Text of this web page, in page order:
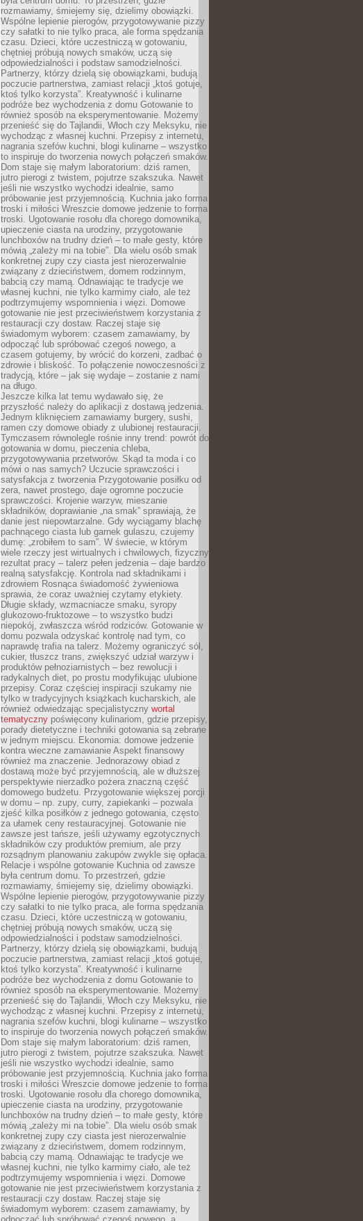
rozmawiamy, śmiejemy się, dzielimy obowiązki.
Wspólne lepienie pierogów, przygotowywanie pizzy
czy sałatki to nie tylko praca, ale forma spędzania
czasu. Dzieci, które uczestniczą w gotowaniu,
chętniej próbują nowych smaków, uczą się
odpowiedzialności i podstaw samodzielności.
Partnerzy, którzy dzielą się obowiązkami, budują
poczucie partnerstwa, zamiast relacji „ktoś gotuje,
ktoś tylko korzysta”. Kreatywność i kulinarne
podróże bez wychodzenia z domu Gotowanie to
również sposób na eksperymentowanie. Możemy
przenieść się do Tajlandii, Włoch czy Meksyku, nie
wychodząc z własnej kuchni. Przepisy z internetu,
nagrania szefów kuchni, blogi kulinarne – wszystko
to inspiruje do tworzenia nowych połączeń smaków.
Dom staje się małym laboratorium: dziś ramen,
jutro pierogi z twistem, pojutrze szakszuka. Nawet
jeśli nie wszystko wychodzi idealnie, samo
próbowanie jest przyjemnością. Kuchnia jako forma
troski i miłości Wreszcie domowe jedzenie to forma
troski. Ugotowanie rosołu dla chorego domownika,
upieczenie ciasta na urodziny, przygotowanie
lunchboxów na trudny dzień – to małe gesty, które
mówią „zależy mi na tobie”. Dla wielu osób smak
konkretnej zupy czy ciasta jest nierozerwalnie
związany z dzieciństwem, domem rodzinnym,
babcią czy mamą. Odnawiając te tradycje we
własnej kuchni, nie tylko karmimy ciało, ale też
podtrzymujemy wspomnienia i więzi. Domowe
gotowanie nie jest przeciwieństwem korzystania z
restauracji czy dostaw. Raczej staje się
świadomym wyborem: czasem zamawiamy, by
odpocząć lub spróbować czegoś nowego, a
czasem gotujemy, by wrócić do korzeni, zadbać o
zdrowie i bliskość. To połączenie nowoczesności z
tradycją, które – jak się wydaje – zostanie z nami
na długo.
Jeszcze kilka lat temu wydawało się, że
przyszłość należy do aplikacji z dostawą jedzenia.
Jednym kliknięciem zamawiamy burgery, sushi,
ramen czy domowe obiady z ulubionej restauracji.
Tymczasem równolegle rośnie inny trend: powrót do
gotowania w domu, pieczenia chleba,
przygotowywania przetworów. Skąd ta moda i co
mówi o nas samych? Uczucie sprawczości i
satysfakcja z tworzenia Przygotowanie posiłku od
zera, nawet prostego, daje ogromne poczucie
sprawczości. Krojenie warzyw, mieszanie
składników, doprawianie „na smak” sprawiają, że
danie jest niepowtarzalne. Gdy wyciągamy blachę
pachnącego ciasta lub garnek gulaszu, czujemy
dumę: „zrobiłem to sam”. W świecie, w którym
wiele rzeczy jest wirtualnych i chwilowych, fizyczny
rezultat pracy – talerz pełen jedzenia – daje bardzo
realną satysfakcję. Kontrola nad składnikami i
zdrowiem Rosnąca świadomość żywieniowa
sprawia, że coraz uważniej czytamy etykiety.
Długie składy, wzmacniacze smaku, syropy
glukozowo-fruktozowe – to wszystko budzi
niepokój, zwłaszcza wśród rodziców. Gotowanie w
domu pozwala odzyskać kontrolę nad tym, co
naprawdę trafia na talerz. Możemy ograniczyć sól,
cukier, tłuszcz trans, zwiększyć udział warzyw i
produktów pełnoziarnistych – bez rewolucji i
radykalnych diet, po prostu modyfikując ulubione
przepisy. Coraz częściej inspiracji szukamy nie
tylko w tradycyjnych książkach kucharskich, ale
również odwiedzając specjalistyczny wortal
tematyczny poświęcony kulinariom, gdzie przepisy,
porady dietetyczne i techniki gotowania są zebrane
w jednym miejscu. Ekonomia: domowe jedzenie
kontra wieczne zamawianie Aspekt finansowy
również ma znaczenie. Jednorazowy obiad z
dostawą może być przyjemnością, ale w dłuższej
perspektywie nierzadko pożera znaczną część
domowego budżetu. Przygotowanie większej porcji
w domu – np. zupy, curry, zapiekanki – pozwala
zjeść kilka posiłków z jednego gotowania, często
za ułamek ceny restauracyjnej. Gotowanie nie
zawsze jest tańsze, jeśli używamy egzotycznych
składników czy produktów premium, ale przy
rozsądnym planowaniu zakupów zwykle się opłaca.
Relacje i wspólne gotowanie Kuchnia od zawsze
była centrum domu. To przestrzeń, gdzie
rozmawiamy, śmiejemy się, dzielimy obowiązki.
Wspólne lepienie pierogów, przygotowywanie pizzy
czy sałatki to nie tylko praca, ale forma spędzania
czasu. Dzieci, które uczestniczą w gotowaniu,
chętniej próbują nowych smaków, uczą się
odpowiedzialności i podstaw samodzielności.
Partnerzy, którzy dzielą się obowiązkami, budują
poczucie partnerstwa, zamiast relacji „ktoś gotuje,
ktoś tylko korzysta”. Kreatywność i kulinarne
podróże bez wychodzenia z domu Gotowanie to
również sposób na eksperymentowanie. Możemy
przenieść się do Tajlandii, Włoch czy Meksyku, nie
wychodząc z własnej kuchni. Przepisy z internetu,
nagrania szefów kuchni, blogi kulinarne – wszystko
to inspiruje do tworzenia nowych połączeń smaków.
Dom staje się małym laboratorium: dziś ramen,
jutro pierogi z twistem, pojutrze szakszuka. Nawet
jeśli nie wszystko wychodzi idealnie, samo
próbowanie jest przyjemnością. Kuchnia jako forma
troski i miłości Wreszcie domowe jedzenie to forma
troski. Ugotowanie rosołu dla chorego domownika,
upieczenie ciasta na urodziny, przygotowanie
lunchboxów na trudny dzień – to małe gesty, które
mówią „zależy mi na tobie”. Dla wielu osób smak
konkretnej zupy czy ciasta jest nierozerwalnie
związany z dzieciństwem, domem rodzinnym,
babcią czy mamą. Odnawiając te tradycje we
własnej kuchni, nie tylko karmimy ciało, ale też
podtrzymujemy wspomnienia i więzi. Domowe
gotowanie nie jest przeciwieństwem korzystania z
restauracji czy dostaw. Raczej staje się
świadomym wyborem: czasem zamawiamy, by